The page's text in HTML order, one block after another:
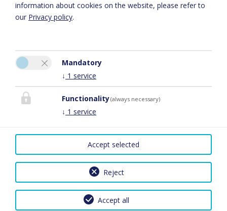
Stefan Metzler GmbH
Gästehaus Stefan Metzler
An den sechzig Morgen 2
55234 Gau-Heppenheim
Téléphone:0673142704
E-Mail:info@stefanmetzler.de
Facebook
Notice légale|Rétractation du contrat d’assurance voyage|
information about cookies on the website, please refer to
our Privacy policy.
Mandatory
↓ 1 service
Functionality(always necessary)
↓ 1 service
Reject
Accept selected
Accept all